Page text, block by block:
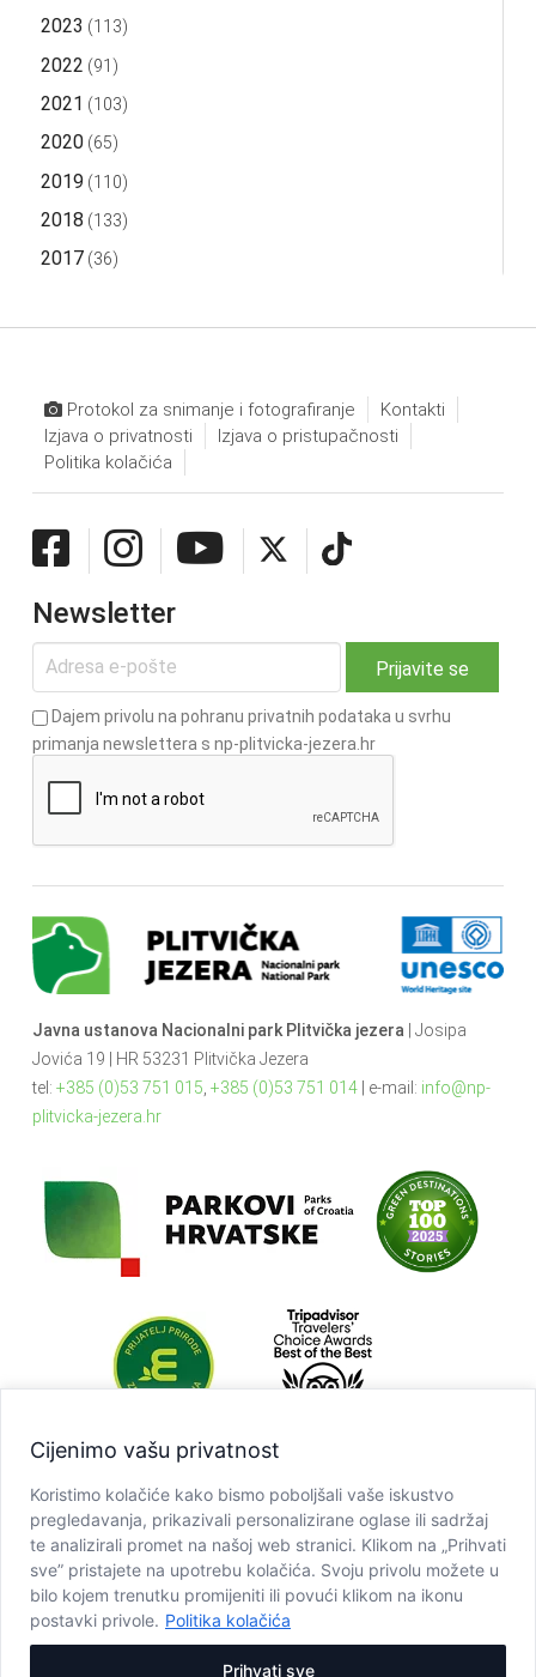
Cijenimo vašu privatnost
Koristimo kolačiće kako bismo poboljšali vaše iskustvo
pregledavanja, prikazivali personalizirane oglase ili sadržaj
te analizirali promet na našoj web stranici. Klikom na „Prihvati
sve” pristajete na upotrebu kolačića. Svoju privolu možete u
bilo kojem trenutku promijeniti ili povući klikom na ikonu
postavki privole. Politika kolačića
Prihvati sve
2023 (113)
2022 (91)
2021 (103)
2020(65)
2019 (110)
2018 (133)
2017(36)
Protokol za snimanje i fotografiranje
Kontakti
Izjava o privatnosti
Izjava o pristupačnosti
Politika kolačića
Newsletter
Dajem privolu na pohranu privatnih podataka u svrhu
primanja newslettera s np-plitvicka-jezera.hr
Javna ustanova Nacionalni park Plitvička jezera | Josipa
Jovića 19 | HR 53231 Plitvička Jezera
tel: +385 (0)53 751 015 +385 (0)53 751 014| e-mail: info@np-
plitvicka-jezera.hr